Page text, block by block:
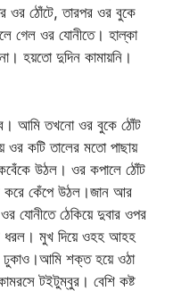
ওর ঠোঁটে, তারপর ওর বুকে
গেল ওর যোনীতে। হাল্কা
হয়তো দুদিন কামায়নি।
আমি তখনো ওর বুকে ঠোঁট
ওর কটি তালের মতো পাছায়
উঠল। ওর কপালে ঠোঁট
করে কেঁপে উঠল।জান আর
যোনীতে ঠেকিয়ে দুবার ওপর
ধরল। মুখ দিয়ে ওহহ আহহ
ঢুকাও।আমি শক্ত হয়ে ওঠা
টইটুম্বুর। বেশি কষ্ট